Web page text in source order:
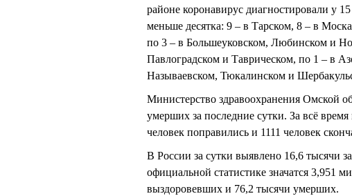
районе коронавирус диагностировали у
меньше десятка: 9 – в Тарском, 8 – в
по 3 – в Большеуковском, Любинском и
Павлоградском и Таврическом, по 1 – в
Называевском, Тюкалинском и
Министерство здравоохранения Омской
умерших за последние сутки. За всё
человек поправились и 1111 человек
В России за сутки выявлено 16,6 тысячи
официальной статистике значатся 3,951
выздоровевших и 76,2 тысячи умерших.